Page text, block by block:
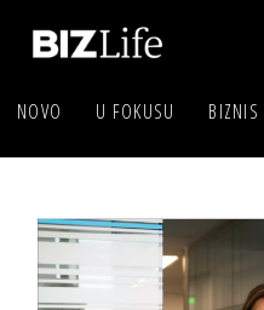
NOVO U FOKUSU BIZNIS